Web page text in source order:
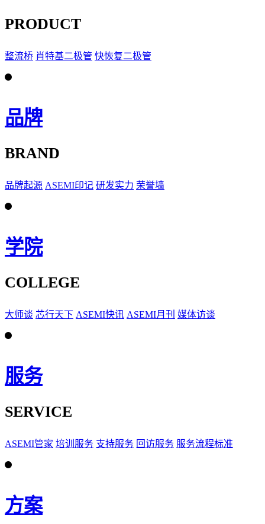
PRODUCT
整流桥 肖特基二极管 快恢复二极管
品牌
BRAND
品牌起源 ASEMI印记 研发实力 荣誉墙
学院
COLLEGE
大师谈 芯行天下 ASEMI快讯 ASEMI月刊 媒体访谈
服务
SERVICE
ASEMI管家 培训服务 支持服务 回访服务 服务流程标准
方案